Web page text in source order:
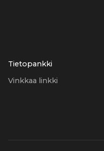
Tietopankki
Vinkkaa linkki